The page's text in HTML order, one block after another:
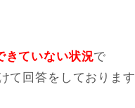
きていない状況で
て回答をしております